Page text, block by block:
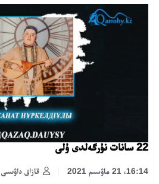
22 سانات نۇرگەلدى ۇلى
قازاق داۋىسى 16:14، 21 ماۋسىم 2021